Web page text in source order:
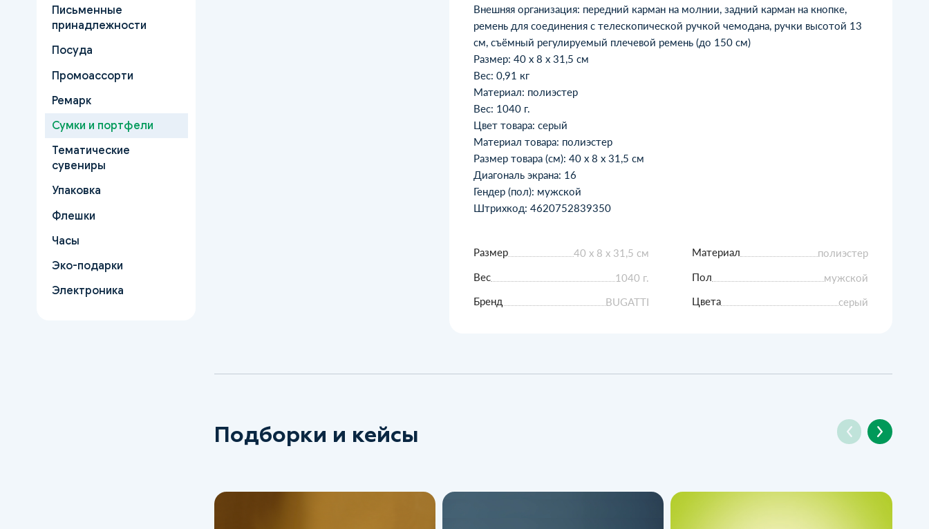
Письменные
принадлежности
Посуда
Промоассорти
Ремарк
Сумки и портфели
Тематические
сувениры
Упаковка
Флешки
Часы
Эко-подарки
Электроника
Внешняя организация: передний карман на молнии, задний карман на кнопке,
ремень для соединения с телескопической ручкой чемодана, ручки высотой 13
см, съёмный регулируемый плечевой ремень (до 150 см)
Размер: 40 x 8 x 31,5 см
Вес: 0,91 кг
Материал: полиэстер
Вес: 1040 г.
Цвет товара: серый
Материал товара: полиэстер
Размер товара (см): 40 х 8 х 31,5 см
Диагональ экрана: 16
Гендер (пол): мужской
Штрихкод: 4620752839350
Размер 40 х 8 х 31,5 см Материал
полиэстер
Вес
1040 г. Пол
мужской
Бренд
BUGATTI Цвета серый
Подборки и кейсы